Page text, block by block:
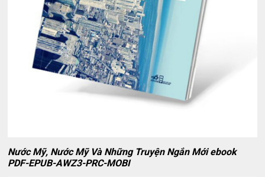
Nước Mỹ, Nước Mỹ Và Những Truyện Ngắn Mới ebook
PDF-EPUB-AWZ3-PRC-MOBI